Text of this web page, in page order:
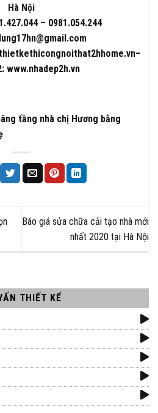
THIẾT KẾ
Hà Nội
– 0981.054.244
–
www.nhadep2h.vn
tầng nhà chị Hương bằng
Báo giá sửa chữa cải tạo nhà mới
nhất 2020 tại Hà Nội